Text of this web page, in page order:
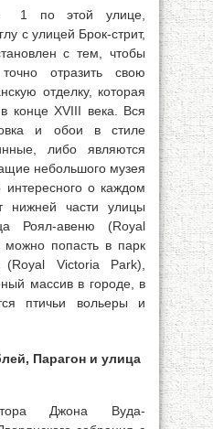
1 по этой улице,
с улицей Брок-стрит,
с тем, чтобы
отразить свою
отделку, которая
конце XVIII века. Вся
и обои в стиле
либо являются
небольшого музея
интересного о каждом
нижней части улицы
Роял-авеню (Royal
попасть в парк
(Royal Victoria Park),
массив в городе, в
птичьи вольеры и
Парагон и улица
Джона Вуда-